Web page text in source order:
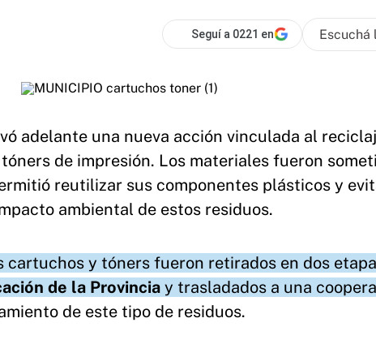
Seguí a 0221 en Escuchá
adelante una nueva acción vinculada al
de impresión. Los materiales fueron
reutilizar sus componentes plásticos y
ambiental de estos residuos.
cartuchos y tóners fueron retirados en dos
de la Provincia y trasladados a una
de este tipo de residuos.